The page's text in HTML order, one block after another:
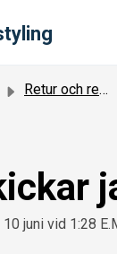
Retur och reklamation
juni vid 1:28